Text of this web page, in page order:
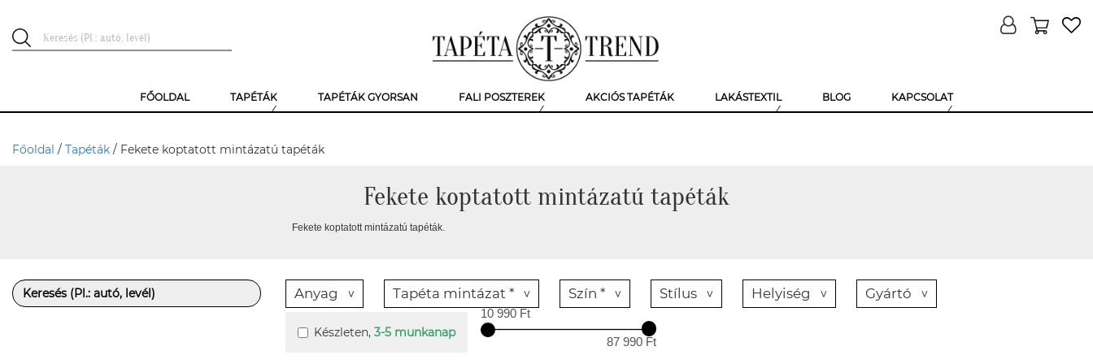
FŐOLDAL TAPÉTÁK TAPÉTÁK GYORSAN FALI POSZTEREK AKCIÓS TAPÉTÁK LAKÁSTEXTIL BLOG KAPCSOLAT
Főoldal / Tapéták / Fekete koptatott mintázatú tapéták
Fekete koptatott mintázatú tapéták
Fekete koptatott mintázatú tapéták.
Anyag Tapéta mintázat * Szín * Stílus Helyiség Gyártó
Készleten, 3-5 munkanap
10 990 Ft
87 990 Ft